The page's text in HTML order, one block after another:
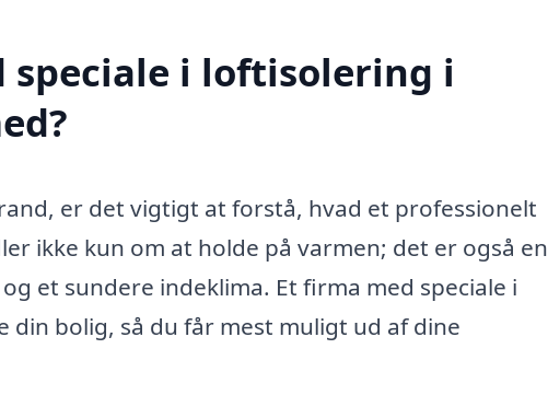
speciale i loftisolering i
er det vigtigt at forstå, hvad et professionelt
ikke kun om at holde på varmen; det er også en
et sundere indeklima. Et firma med speciale i
bolig, så du får mest muligt ud af dine